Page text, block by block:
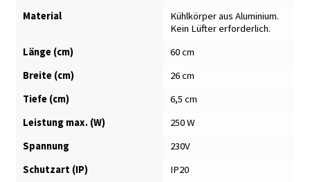
Material
Kühlkörper aus Aluminium.
Kein Lüfter erforderlich.
Länge (cm)
60 cm
Breite (cm)
26 cm
Tiefe (cm)
6,5 cm
Leistung max. (W)
250 W
Spannung
230V
Schutzart (IP)
IP20